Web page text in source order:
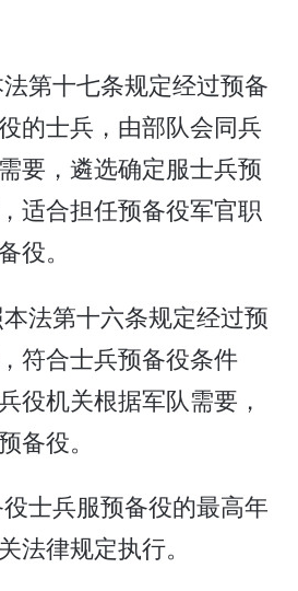
第十七条规定经过预备
的士兵，由部队会同兵
要，遴选确定服士兵预
适合担任预备役军官职
役。
法第十六条规定经过预
符合士兵预备役条件
役机关根据军队需要，
备役。
士兵服预备役的最高年
法律规定执行。